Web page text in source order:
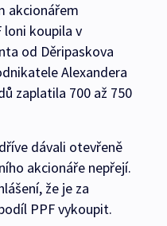
akcionářem
loni koupila v
od Děripaskova
Alexandera
zaplatila 700 až 750
dávali otevřeně
akcionáře nepřejí.
že je za
PPF vykoupit.